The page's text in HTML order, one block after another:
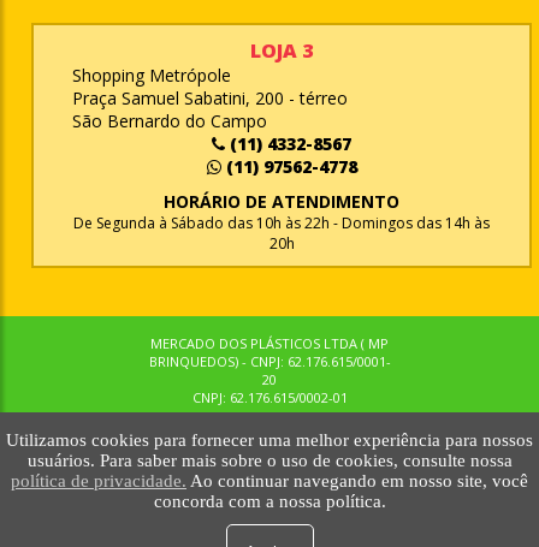
Utilizamos cookies para fornecer uma melhor experiência para nossos
usuários. Para saber mais sobre o uso de cookies, consulte nossa
política de privacidade. Ao continuar navegando em nosso site, você
concorda com a nossa política.
LOJA 3
Shopping Metrópole
Praça Samuel Sabatini, 200 - térreo
São Bernardo do Campo
(11) 4332-8567
(11) 97562-4778
HORÁRIO DE ATENDIMENTO
De Segunda à Sábado das 10h às 22h - Domingos das 14h às
20h
MERCADO DOS PLÁSTICOS LTDA ( MP
BRINQUEDOS) - CNPJ: 62.176.615/0001-
20
CNPJ: 62.176.615/0002-01
© MPBRINQUEDOS. TODOS OS DIREITOS RESERVADOS. MKTNOW